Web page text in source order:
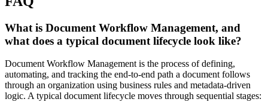
What is Document Workflow Management, and
what does a typical document lifecycle look like?
Document Workflow Management is the process of defining,
automating, and tracking the end-to-end path a document follows
through an organization using business rules and metadata-driven
logic. A typical document lifecycle moves through sequential stages: